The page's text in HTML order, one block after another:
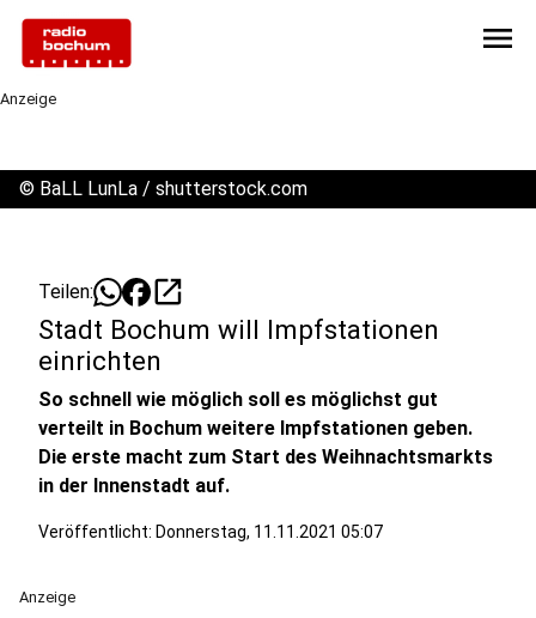
menu
Anzeige
© BaLL LunLa / shutterstock.com
Teilen: open_in_new
Stadt Bochum will Impfstationen
einrichten
So schnell wie möglich soll es möglichst gut
verteilt in Bochum weitere Impfstationen geben.
Die erste macht zum Start des Weihnachtsmarkts
in der Innenstadt auf.
Veröffentlicht: Donnerstag, 11.11.2021 05:07
Anzeige